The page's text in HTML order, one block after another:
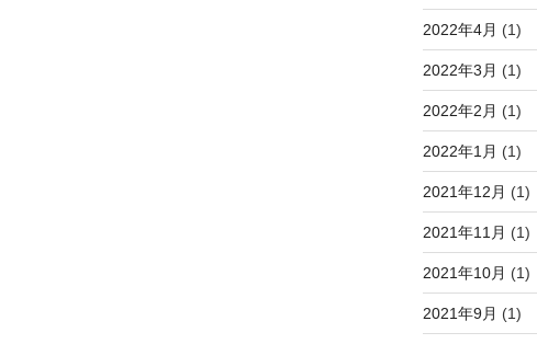
2022年4月 (1)
2022年3月 (1)
2022年2月 (1)
2022年1月 (1)
2021年12月 (1)
2021年11月 (1)
2021年10月 (1)
2021年9月 (1)